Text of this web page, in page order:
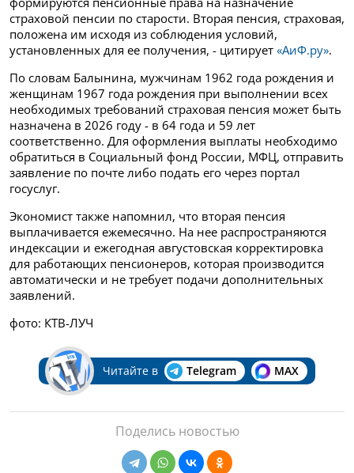
страховой пенсии по старости. Вторая пенсия, страховая,
положена им исходя из соблюдения условий,
установленных для ее получения, - цитирует «АиФ.ру».
По словам Балынина, мужчинам 1962 года рождения и
женщинам 1967 года рождения при выполнении всех
необходимых требований страховая пенсия может быть
назначена в 2026 году - в 64 года и 59 лет
соответственно. Для оформления выплаты необходимо
обратиться в Социальный фонд России, МФЦ, отправить
заявление по почте либо подать его через портал
госуслуг.
Экономист также напомнил, что вторая пенсия
выплачивается ежемесячно. На нее распространяются
индексации и ежегодная августовская корректировка
для работающих пенсионеров, которая производится
автоматически и не требует подачи дополнительных
заявлений.
фото: КТВ-ЛУЧ
Читайте в Telegram MAX
Поделись новостью